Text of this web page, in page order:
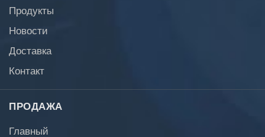
Продукты
Новости
Доставка
Контакт
ПРОДАЖА
Главный